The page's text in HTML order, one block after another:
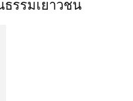
รรมเยาวชน